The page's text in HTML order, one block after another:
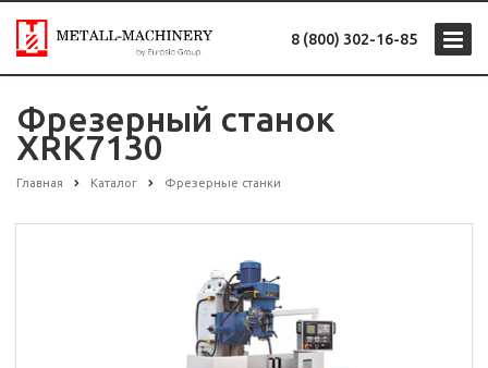
8 (800) 302-16-85
Фрезерный станок
XRK7130
Главная Каталог Фрезерные станки